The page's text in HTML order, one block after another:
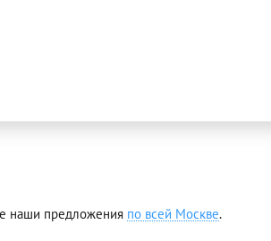
наши предложения по всей Москве.